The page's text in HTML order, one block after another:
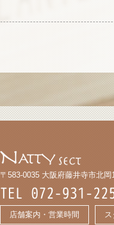
〒583-0035 大阪府藤井寺市北岡
TEL 072-931-
店舗案内・営業時間